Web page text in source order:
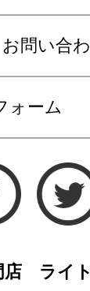
お問い合
ォーム
店 ライ